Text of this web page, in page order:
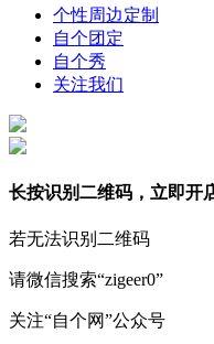
个性周边定制
自个团定
自个秀
关注我们
长按识别二维码，立即开
若无法识别二维码
请微信搜索“zigeer0”
关注“自个网”公众号